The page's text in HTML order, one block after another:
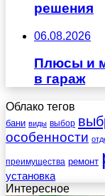
решения
06.08.2026
Плюсы и
в гараж
Облако тегов
бани виды выбор
особенности
преимущества ремонт
установка
Интересное